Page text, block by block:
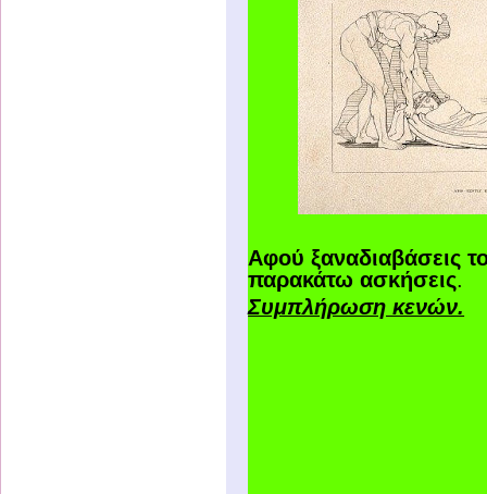
Αφού ξαναδιαβάσεις
παρακάτω ασκήσεις.
Συμπλήρωση κενών.